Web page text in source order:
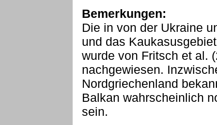
Bemerkungen:
Die in von der Ukraine
und das
wurde von Fritsch et al.
nachgewiesen.
Nordgriechenland
Balkan wahrscheinlich
sein.